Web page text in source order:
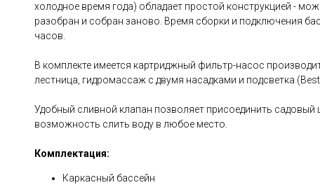
холодное время года) обладает простой конструкцией -
разобран и собран заново. Время сборки и подключения
часов.
В комплекте имеется картриджный фильтр-насос
лестница, гидромассаж с двумя насадками и подсветка
Удобный сливной клапан позволяет присоединить садовый
возможность слить воду в любое место.
Комплектация:
Каркасный бассейн